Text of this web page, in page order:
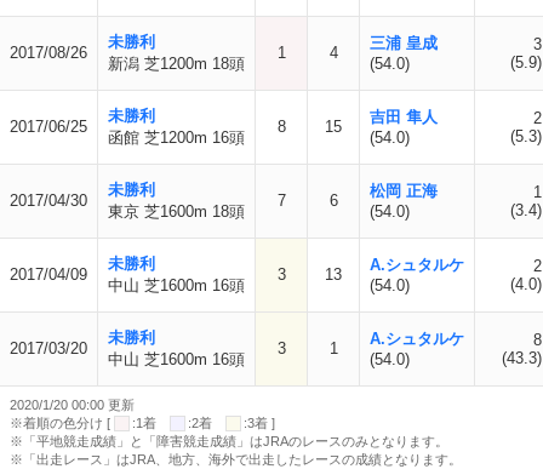
2017/08/26
未勝利
新潟 芝1200m 18頭
1 4
三浦 皇成
(54.0)
3
(5.9)
2017/06/25
未勝利
函館 芝1200m 16頭
8 15
吉田 隼人
(54.0)
2
(5.3)
2017/04/30
未勝利
東京 芝1600m 18頭
7 6
松岡 正海
(54.0)
1
(3.4)
2017/04/09
未勝利
中山 芝1600m 16頭
3 13
A.シュタルケ
(54.0)
2
(4.0)
2017/03/20
未勝利
中山 芝1600m 16頭
3 1
A.シュタルケ
(54.0)
8
(43.3)
2020/1/20 00:00 更新
※着順の色分け [
:1着 :2着
:3着 ]
※「平地競走成績」と「障害競走成績」はJRAのレースのみとなります。
※「出走レース」はJRA、地方、海外で出走したレースの成績となります。